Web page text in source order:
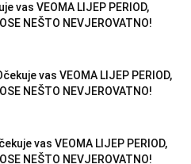
vas VEOMA LIJEP PERIOD,
NEŠTO NEVJEROVATNO!
vas VEOMA LIJEP PERIOD,
NEŠTO NEVJEROVATNO!
vas VEOMA LIJEP PERIOD,
NEŠTO NEVJEROVATNO!